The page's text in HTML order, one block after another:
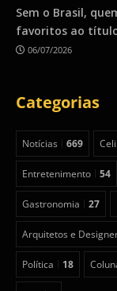
Sem o Brasil,
favoritos ao título
06/07/2026
Categorias
Notícias 669
Entretenimento 54
Gastronomia 27
Arquitetos e
Política 18